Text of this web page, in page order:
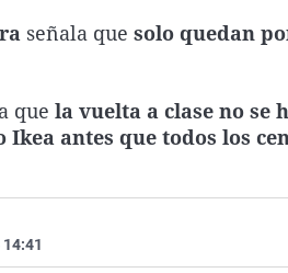
señala que solo quedan
que la vuelta a clase no se
Ikea antes que todos los